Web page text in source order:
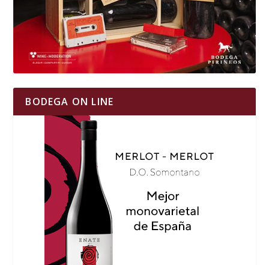
BODEGA ON LINE